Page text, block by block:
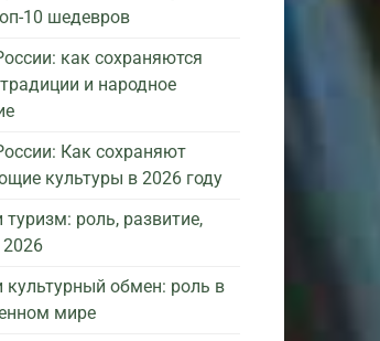
10 шедевров
как сохраняются
и народное
Как сохраняют
культуры в 2026 году
туризм: роль, развитие,
культурный обмен: роль в
мире